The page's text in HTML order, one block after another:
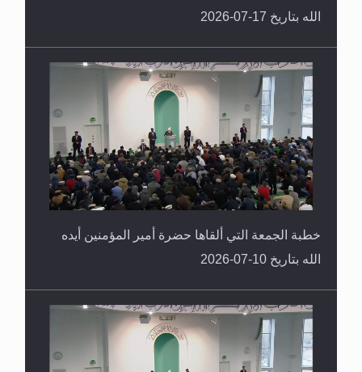
الله بتاريخ 17-07-2026
خطبة الجمعة التي ألقاها حضرة أمير المؤمنين أيده
الله بتاريخ 10-07-2026